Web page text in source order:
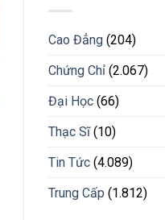
Cao Đẳng(204)
Chứng Chỉ(2.067)
Đại Học(66)
Thạc Sĩ(10)
Tin Tức(4.089)
Trung Cấp (1.812)